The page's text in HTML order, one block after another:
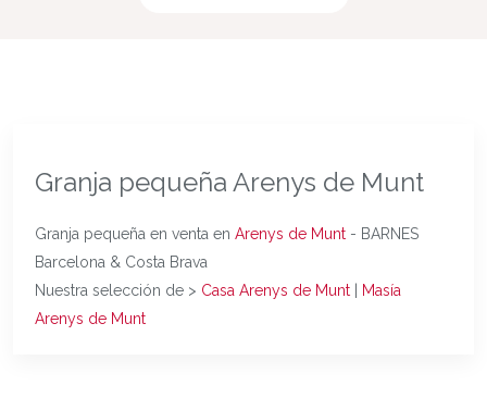
Granja pequeña Arenys de Munt
Granja pequeña en venta en Arenys de Munt - BARNES
Barcelona & Costa Brava
Nuestra selección de > Casa Arenys de Munt
Masía
Arenys de Munt